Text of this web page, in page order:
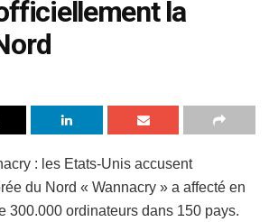
la
: les Etats-Unis accusent
du Nord « Wannacry » a affecté en
300.000 ordinateurs dans 150 pays.